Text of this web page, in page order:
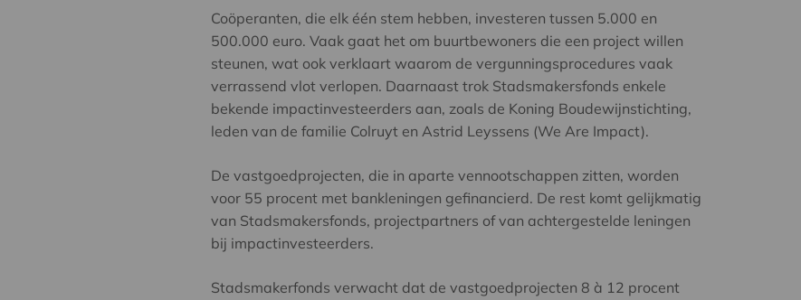
Coöperanten, die elk één stem hebben, investeren tussen 5.000 en
500.000 euro. Vaak gaat het om buurtbewoners die een project willen
steunen, wat ook verklaart waarom de vergunningsprocedures vaak
verrassend vlot verlopen. Daarnaast trok Stadsmakersfonds enkele
bekende impactinvesteerders aan, zoals de Koning Boudewijnstichting,
leden van de familie Colruyt en Astrid Leyssens (We Are Impact).
De vastgoedprojecten, die in aparte vennootschappen zitten, worden
voor 55 procent met bankleningen gefinancierd. De rest komt gelijkmatig
van Stadsmakersfonds, projectpartners of van achtergestelde leningen
bij impactinvesteerders.
Stadsmakerfonds verwacht dat de vastgoedprojecten 8 à 12 procent